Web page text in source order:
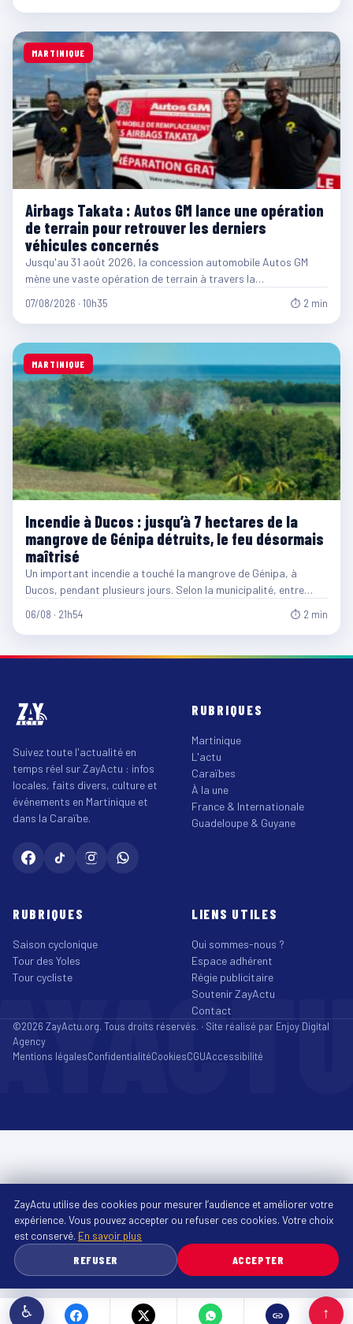
MARTINIQUE
Airbags Takata : Autos GM lance une opération
de terrain pour retrouver les derniers
véhicules concernés
Jusqu'au 31 août 2026, la concession automobile Autos GM
mène une vaste opération de terrain à travers la…
07/08/2026 · 10h35 ⏱ 2 min
MARTINIQUE
Incendie à Ducos : jusqu’à 7 hectares de la
mangrove de Génipa détruits, le feu désormais
maîtrisé
Un important incendie a touché la mangrove de Génipa, à
Ducos, pendant plusieurs jours. Selon la municipalité, entre…
06/08 · 21h54 ⏱ 2 min
Suivez toute l'actualité en
temps réel sur ZayActu : infos
locales, faits divers, culture et
événements en Martinique et
dans la Caraïbe.
RUBRIQUES
Martinique
L'actu
Caraïbes
À la une
France & Internationale
Guadeloupe & Guyane
RUBRIQUES
Saison cyclonique
Tour des Yoles
Tour cycliste
LIENS UTILES
Qui sommes-nous ?
Espace adhérent
Régie publicitaire
Soutenir ZayActu
Contact
©2026 ZayActu.org. Tous droits réservés. · Site réalisé par Enjoy Digital
Agency
Mentions légalesConfidentialitéCookiesCGUAccessibilité
♿ ↑
ZayActu utilise des cookies pour mesurer l’audience et améliorer votre
expérience. Vous pouvez accepter ou refuser ces cookies. Votre choix
est conservé. En savoir plus
REFUSER
ACCEPTER